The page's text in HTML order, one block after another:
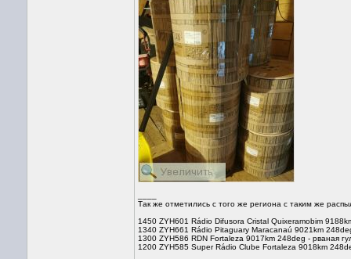
Так же отметились с того же региона с таким же
1450 ZYH601 Rádio Difusora Cristal Quixeramobim
1340 ZYH661 Rádio Pitaguary Maracanaú 9021km
1300 ZYH586 RDN Fortaleza 9017km 248deg - рваная
1200 ZYH585 Super Rádio Clube Fortaleza 9018km